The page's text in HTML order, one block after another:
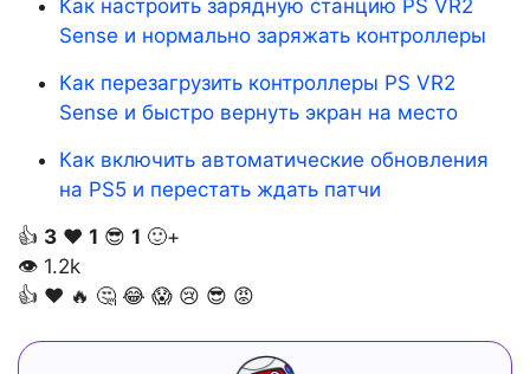
Как настроить зарядную станцию PS VR2
Sense и нормально заряжать контроллеры
Как перезагрузить контроллеры PS VR2
Sense и быстро вернуть экран на место
Как включить автоматические обновления
на PS5 и перестать ждать патчи
👍 3 ❤️ 1 😎 1 🙂+
👁 1.2k
👍 ❤️ 🔥 🤔 😂 😱 😢 😎 😡